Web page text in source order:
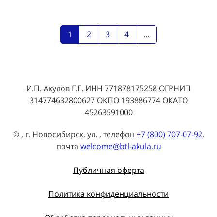
1 2 3 4 ...
И.П. Акулов Г.Г. ИНН 771878175258 ОГРНИП
314774632800627 ОКПО 193886774 ОКАТО
45263591000
© , г. Новосибирск, ул. , телефон +7 (800) 707-07-92,
почта welcome@btl-akula.ru
Публичная оферта
Политика конфиденциальности